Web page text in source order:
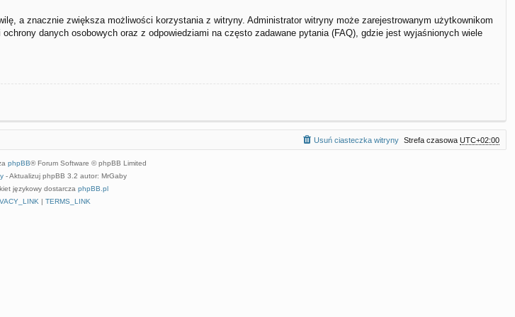
a znacznie zwiększa możliwości korzystania z witryny. Administrator witryny może zarejestrowanym użytkownikom
danych osobowych oraz z odpowiedziami na często zadawane pytania (FAQ), gdzie jest wyjaśnionych wiele
Strefa czasowa UTC+02:00
Usuń ciasteczka witryny
phpBB® Forum Software © phpBB Limited
- Aktualizuj phpBB 3.2 autor: MrGaby
językowy dostarcza phpBB.pl
| TERMS_LINK